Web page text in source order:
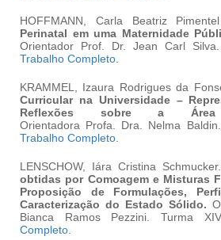
HOFFMANN, Carla Beatriz
Perinatal em uma Maternidade
Orientador
Prof. Dr. Jean Carl
Trabalho Completo.
KRAMMEL, Izaura Rodrigues da
Curricular na Universidade –
Reflexões sobre a Área
Orientadora Profa. Dra. Nelma
Trabalho Completo.
LENSCHOW, Iára Cristina Schmucker.
obtidas por Comoagem e Misturas
Proposição de Formulações,
Caracterização do Estado Sólido.
Bianca Ramos Pezzini. Turma
Completo.